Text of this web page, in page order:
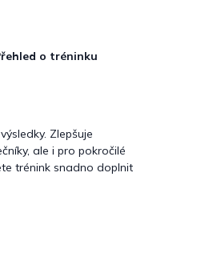
o tréninku
Zlepšuje
ale i pro pokročilé
trénink snadno doplnit